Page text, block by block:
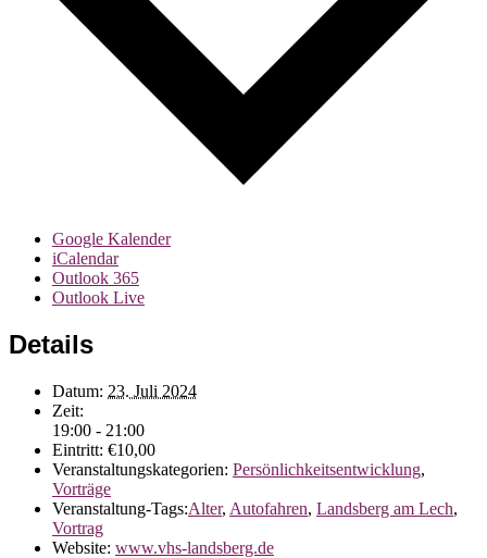
Google Kalender
iCalendar
Outlook 365
Outlook Live
Details
Datum: 23. Juli 2024
Zeit:
19:00 - 21:00
Eintritt: €10,00
Veranstaltungskategorien: Persönlichkeitsentwicklung,
Vorträge
Veranstaltung-Tags:Alter, Autofahren, Landsberg am Lech,
Vortrag
Website: www.vhs-landsberg.de